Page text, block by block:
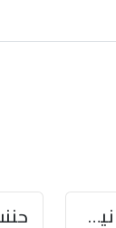
فصبرا في مجال الموت صبرا … فما نيل الخلود بمستطاع